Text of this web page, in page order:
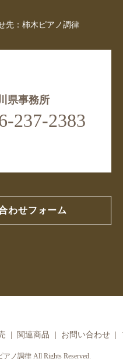
先：柿木ピアノ調律
県事務所
237-2383
わせフォーム
関連商品 お問い合わせ
ノ調律 All Rights Reserved.